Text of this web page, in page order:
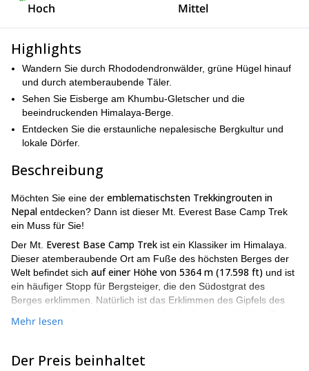
Hoch Mittel
Highlights
Wandern Sie durch Rhododendronwälder, grüne Hügel hinauf
und durch atemberaubende Täler.
Sehen Sie Eisberge am Khumbu-Gletscher und die
beeindruckenden Himalaya-Berge.
Entdecken Sie die erstaunliche nepalesische Bergkultur und
lokale Dörfer.
Beschreibung
Möchten Sie eine der emblematischsten Trekkingrouten in
Nepal entdecken? Dann ist dieser Mt. Everest Base Camp Trek
ein Muss für Sie!
Der Mt. Everest Base Camp Trek ist ein Klassiker im Himalaya.
Dieser atemberaubende Ort am Fuße des höchsten Berges der
Welt befindet sich auf einer Höhe von 5364 m (17.598 ft) und ist
ein häufiger Stopp für Bergsteiger, die den Südostgrat des
Berges erklimmen. Natürlich ist das Erklimmen des Gipfels des
dieses Himalaya-Wunder nicht genießen können, wenn Sie kein
Auf dieser Wanderung starten wir von
Mehr lesen
Der Preis beinhaltet